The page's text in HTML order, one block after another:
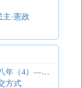
主·憲政
民國百年（六）：對日作戰的艱苦八年（4）——“八一三”淞滬會戰
方式